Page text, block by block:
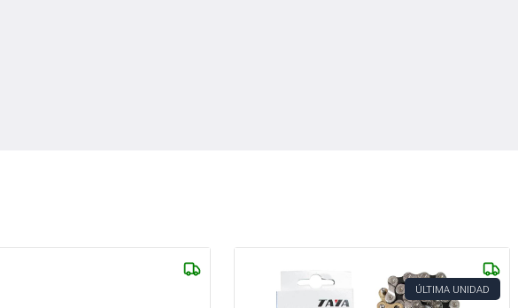
ÚLTIMA UNIDAD